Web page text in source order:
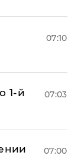
07:10
1-й
07:03
07:00